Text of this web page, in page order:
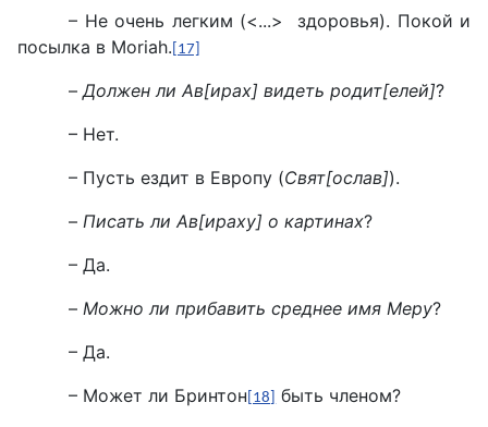
– Не очень легким (<...> здоровья). Покой и
посылка в Moriah. [17]
–Должен ли Ав[ирах] видеть родит[елей]?
– Нет.
– Пусть ездит в Европу (Свят[ослав]).
–Писать ли Ав[ираху] о картинах?
– Да.
–Можно ли прибавить среднее имя Меру?
– Да.
– Может ли Бринтон [18]
быть членом?